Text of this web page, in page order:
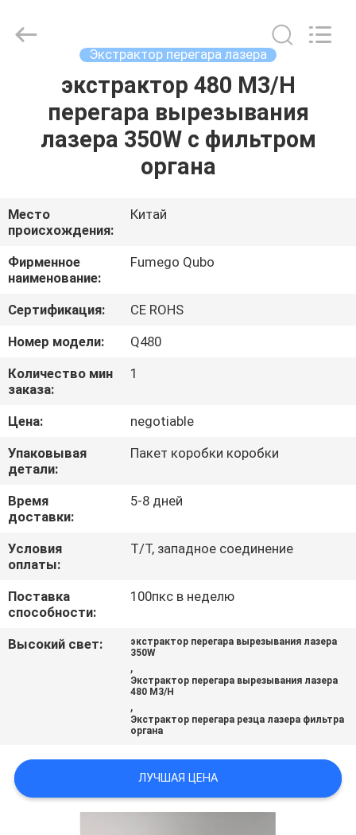
ПРОДУКТЫ
НАС
ПУТЕШЕСТВИЕ
ФАБРИКИ
ПРОВЕРКА
КАЧЕСТВА
СВЯЖИТЕСЬ
МЫ
СПРОСИТЕ
ЦИТАТУ
КАРТА
САЙТА
PRIVACY
Rights
Экстрактор перегара лазера
экстрактор 480 M3/H
перегара вырезывания
лазера 350W с фильтром
органа
Место
происхождения:
Китай
Фирменное
наименование:
Fumego Qubo
Сертификация:
CE ROHS
Номер модели:
Q480
Количество мин
заказа:
1
Цена:
negotiable
Упаковывая
детали:
Пакет коробки коробки
Время
доставки:
5-8 дней
Условия
оплаты:
T/T, западное соединение
Поставка
способности:
100пкс в неделю
Высокий свет:
экстрактор перегара вырезывания лазера
350W
,
Экстрактор перегара вырезывания лазера
480 M3/H
,
Экстрактор перегара резца лазера фильтра
органа
ЛУЧШАЯ ЦЕНА